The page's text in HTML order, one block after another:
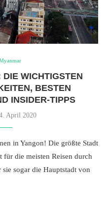
WICHTIGSTEN
BESTEN
INSIDER-TIPPS
April 2020
in Yangon! Die größte Stadt
für die meisten Reisen durch
sogar die Hauptstadt von